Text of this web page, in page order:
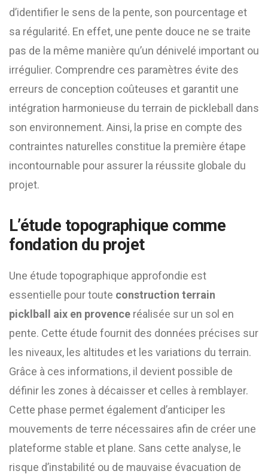
d’identifier le sens de la pente, son pourcentage et
sa régularité. En effet, une pente douce ne se traite
pas de la même manière qu’un dénivelé important ou
irrégulier. Comprendre ces paramètres évite des
erreurs de conception coûteuses et garantit une
intégration harmonieuse du terrain de pickleball dans
son environnement. Ainsi, la prise en compte des
contraintes naturelles constitue la première étape
incontournable pour assurer la réussite globale du
projet.
L’étude topographique comme
fondation du projet
Une étude topographique approfondie est
essentielle pour toute construction terrain
picklball aix en provence réalisée sur un sol en
pente. Cette étude fournit des données précises sur
les niveaux, les altitudes et les variations du terrain.
Grâce à ces informations, il devient possible de
définir les zones à décaisser et celles à remblayer.
Cette phase permet également d’anticiper les
mouvements de terre nécessaires afin de créer une
plateforme stable et plane. Sans cette analyse, le
risque d’instabilité ou de mauvaise évacuation de